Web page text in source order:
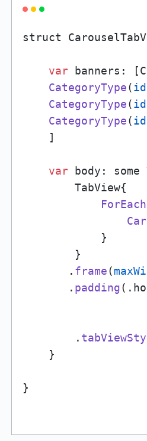
struct
var banners:
CategoryType(id
CategoryType(id
CategoryType(id
    ]
var body: some
        TabView{
ForEach
            }
        }
       .
frame(
       .
padding
        .
    }